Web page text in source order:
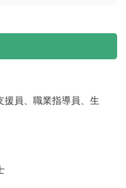
援員、職業指導員、生